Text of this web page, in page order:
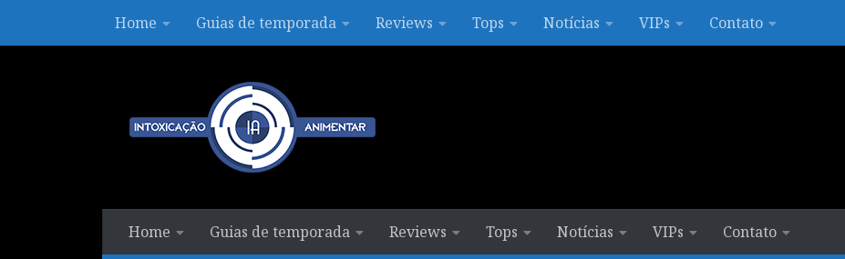
Skip to contentHome Guias de temporada Reviews Tops Notícias VIPs Contato
Home Guias de temporada Reviews Tops Notícias VIPs Contato